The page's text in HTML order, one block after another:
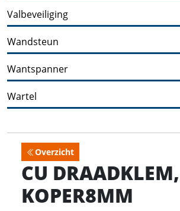
Valbeveiliging
Wandsteun
Wantspanner
Wartel
Overzicht
CU
KOPER8MM